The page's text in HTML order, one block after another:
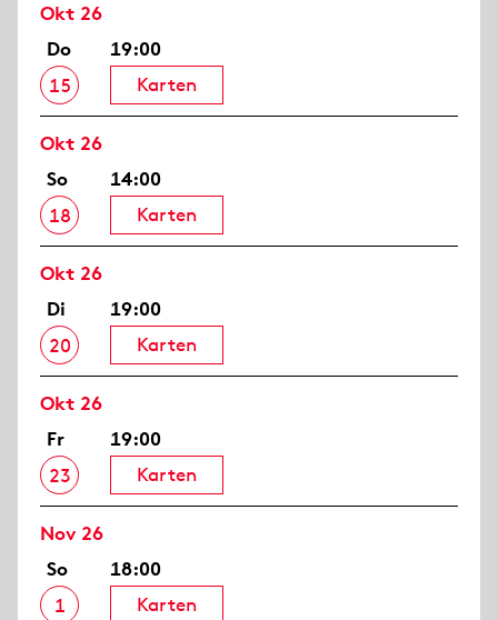
Okt 26
Do
15
19:00
Karten
Okt 26
So
18
14:00
Karten
Okt 26
Di
20
19:00
Karten
Okt 26
Fr
23
19:00
Karten
Nov 26
So
1
18:00
Karten